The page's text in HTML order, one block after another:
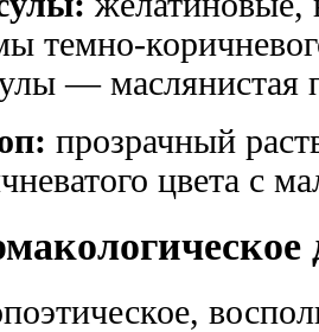
темно-
— маслянистая
прозрачный
цвета с